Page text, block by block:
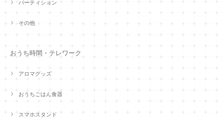
パーティション
その他
おうち時間・テレワーク
アロマグッズ
おうちごはん食器
スマホスタンド